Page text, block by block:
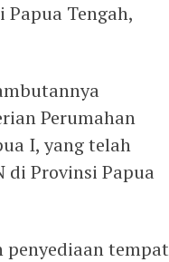
Papua Tengah,
Perumahan
I, yang telah
di Provinsi Papua
penyediaan tempat